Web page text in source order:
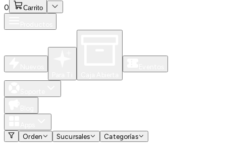
0 Carrito
Orden
Sucursales Categorías